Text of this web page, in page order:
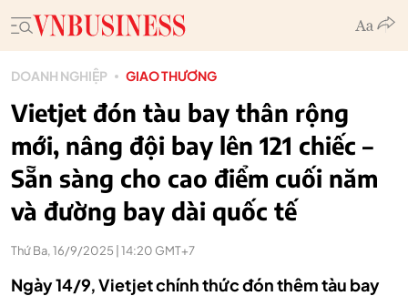
DOANH NGHIỆP GIAO THƯƠNG
Vietjet đón tàu bay thân rộng
mới, nâng đội bay lên 121 chiếc –
Sẵn sàng cho cao điểm cuối năm
và đường bay dài quốc tế
Thứ Ba, 16/9/2025 | 14:20 GMT+7
Ngày 14/9, Vietjet chính thức đón thêm tàu bay